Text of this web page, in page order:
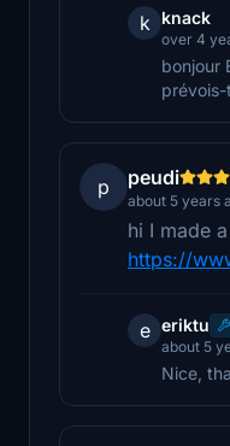
k knack
over 4
bonjour
prévois-
p peudi
about 5 years
hi I made
https://
e eriktu
about 5
Nice,